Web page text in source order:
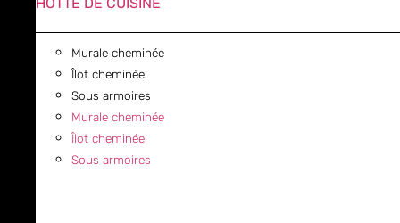
HOTTE DE CUISINE
Murale cheminée
Îlot cheminée
Sous armoires
Murale cheminée
Îlot cheminée
Sous armoires